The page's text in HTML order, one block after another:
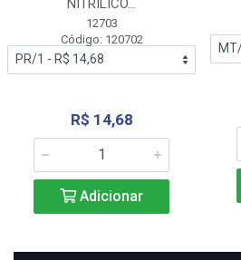
NITRÍLICO...
12703
Código: 120702
R$ 14,68
Adicionar